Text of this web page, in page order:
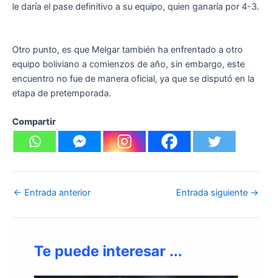
le daría el pase definitivo a su equipo, quien ganaría por 4-3.
Otro punto, es que Melgar también ha enfrentado a otro
equipo boliviano a comienzos de año, sin embargo, este
encuentro no fue de manera oficial, ya que se disputó en la
etapa de pretemporada.
Compartir
← Entrada anterior Entrada siguiente →
Te puede interesar ...